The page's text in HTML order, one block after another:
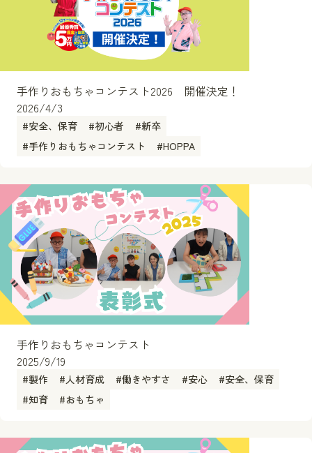
手作りおもちゃコンテスト2026 開催決定！
2026/4/3
#安全、保育 #初心者 #新卒
#手作りおもちゃコンテスト #HOPPA
手作りおもちゃコンテスト
2025/9/19
#製作 #人材育成 #働きやすさ #安心 #安全、保育
#知育 #おもちゃ